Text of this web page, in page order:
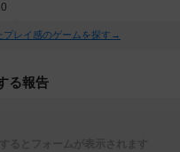
0
プレイ感のゲームを探す→
る報告